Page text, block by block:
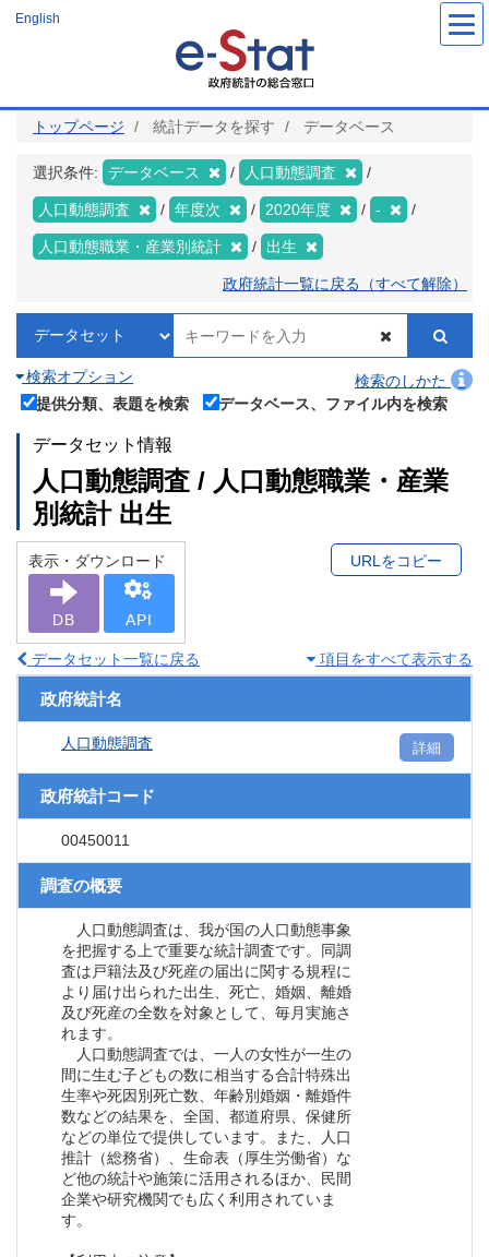
ツ
English
トップページ 統計データを探す データベース
選択条件: データベース 人口動態調査
人口動態調査 年度次 2020年度 -
人口動態職業・産業別統計 出生
政府統計一覧に戻る（すべて解除）
検索オプション
検索のしかた
提供分類、表題を検索
データベース、ファイル内を検索
データセット情報
人口動態調査 / 人口動態職業・産業
別統計 出生
表示・ダウンロード
DB API
URLをコピー
データセット一覧に戻る 項目をすべて表示する
政府統計名
人口動態調査 詳細
政府統計コード
00450011
調査の概要
人口動態調査は、我が国の人口動態事象
を把握する上で重要な統計調査です。同調
査は戸籍法及び死産の届出に関する規程に
より届け出られた出生、死亡、婚姻、離婚
及び死産の全数を対象として、毎月実施さ
れます。
人口動態調査では、一人の女性が一生の
間に生む子どもの数に相当する合計特殊出
生率や死因別死亡数、年齢別婚姻・離婚件
数などの結果を、全国、都道府県、保健所
などの単位で提供しています。また、人口
推計（総務省）、生命表（厚生労働省）な
ど他の統計や施策に活用されるほか、民間
企業や研究機関でも広く利用されていま
す。